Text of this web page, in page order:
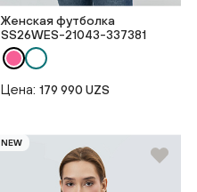
Женская футболка
SS26WES-21043-337381
Цена: 179 990 UZS
NEW